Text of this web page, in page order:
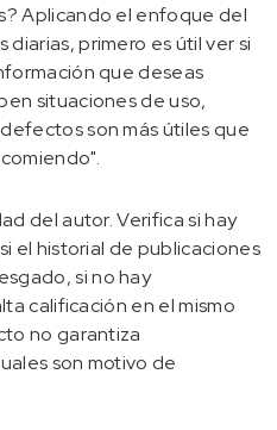
Aplicando el enfoque del
diarias, primero es útil ver si
que deseas
situaciones de uso,
son más útiles que
del autor. Verifica si hay
el historial de publicaciones
si no hay
calificación en el mismo
no garantiza
son motivo de